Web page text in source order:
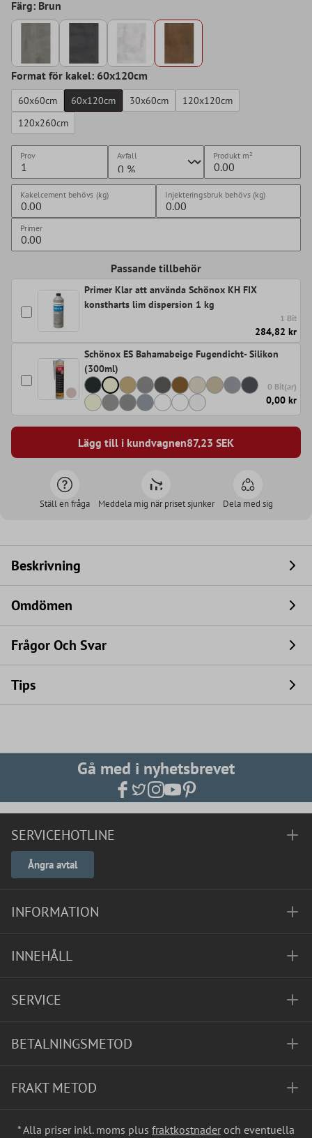
Färg: Brun
Format för kakel: 60x120cm
60x60cm 60x120cm 30x60cm
120x120cm
120x260cm
Prov Avfall Produkt m²
Kakelcement behövs (kg) Injekteringsbruk behövs (kg)
Primer
Passande tillbehör
Primer Klar att använda Schönox KH FIX
konstharts lim dispersion 1 kg
1 Bit
284,82 kr
Schönox ES Bahamabeige Fugendicht- Silikon
(300ml)
0 Bit(ar)
0,00 kr
Lägg till i kundvagnen87,23 SEK
Ställ en fråga Meddela mig när priset sjunker Dela med sig
Beskrivning
Omdömen
Frågor Och Svar
Tips
Gå med i nyhetsbrevet
SERVICEHOTLINE
Ångra avtal
INFORMATION
INNEHÅLL
SERVICE
BETALNINGSMETOD
FRAKT METOD
* Alla priser inkl. moms plus fraktkostnader och eventuella